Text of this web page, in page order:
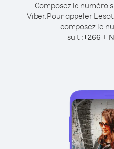
Composez le numéro
Viber.Pour appeler
composez le
suit :+266 +